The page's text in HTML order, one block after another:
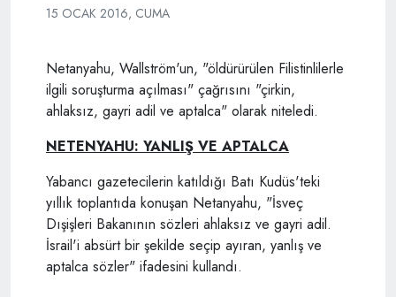
15 OCAK 2016, CUMA
Netanyahu, Wallström'un, "öldürürülen Filistinlilerle
ilgili soruşturma açılması" çağrısını "çirkin,
ahlaksız, gayri adil ve aptalca" olarak niteledi.
NETENYAHU: YANLIŞ VE APTALCA
Yabancı gazetecilerin katıldığı Batı Kudüs'teki
yıllık toplantıda konuşan Netanyahu, "İsveç
Dışişleri Bakanının sözleri ahlaksız ve gayri adil.
İsrail'i absürt bir şekilde seçip ayıran, yanlış ve
aptalca sözler" ifadesini kullandı.